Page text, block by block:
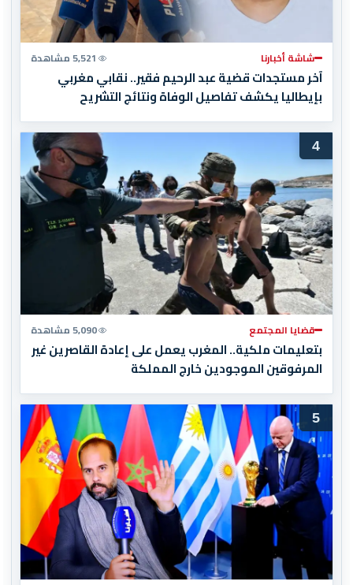
شاشة أخبارنا 5,521 مشاهدة
آخر مستجدات قضية عبد الرحيم فقير.. نقابي مغربي
بإيطاليا يكشف تفاصيل الوفاة ونتائج التشريح
4
قضايا المجتمع 5,090 مشاهدة
بتعليمات ملكية.. المغرب يعمل على إعادة القاصرين غير
المرفوقين الموجودين خارج المملكة
5